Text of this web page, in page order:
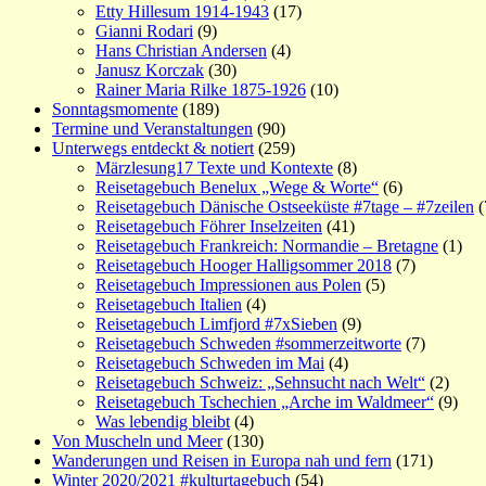
Etty Hillesum 1914-1943 (17)
Gianni Rodari (9)
Hans Christian Andersen (4)
Janusz Korczak (30)
Rainer Maria Rilke 1875-1926 (10)
Sonntagsmomente (189)
Termine und Veranstaltungen (90)
Unterwegs entdeckt & notiert (259)
Märzlesung17 Texte und Kontexte (8)
Reisetagebuch Benelux „Wege & Worte“ (6)
Reisetagebuch Dänische Ostseeküste #7tage – #7zeilen
Reisetagebuch Föhrer Inselzeiten (41)
Reisetagebuch Frankreich: Normandie – Bretagne (1)
Reisetagebuch Hooger Halligsommer 2018 (7)
Reisetagebuch Impressionen aus Polen (5)
Reisetagebuch Italien (4)
Reisetagebuch Limfjord #7xSieben (9)
Reisetagebuch Schweden #sommerzeitworte (7)
Reisetagebuch Schweden im Mai (4)
Reisetagebuch Schweiz: „Sehnsucht nach Welt“ (2)
Reisetagebuch Tschechien „Arche im Waldmeer“ (9)
Was lebendig bleibt (4)
Von Muscheln und Meer(130)
Wanderungen und Reisen in Europa nah und fern (171)
Winter 2020/2021 #kulturtagebuch (54)